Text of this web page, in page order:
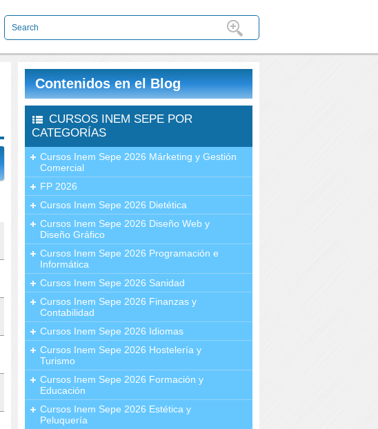
Contenidos en el Blog
CURSOS INEM SEPE POR
CATEGORÍAS
Cursos Inem Sepe 2026 Márketing y Gestión
Comercial
FP 2026
Cursos Inem Sepe 2026 Dietética
Cursos Inem Sepe 2026 Diseño Web y
Diseño Gráfico
Cursos Inem Sepe 2026 Programación e
Informática
Cursos Inem Sepe 2026 Sanidad
Cursos Inem Sepe 2026 Finanzas y
Contabilidad
Cursos Inem Sepe 2026 Idiomas
Cursos Inem Sepe 2026 Hostelería y
Turismo
Cursos Inem Sepe 2026 Formación y
Educación
Cursos Inem Sepe 2026 Estética y
Peluquería